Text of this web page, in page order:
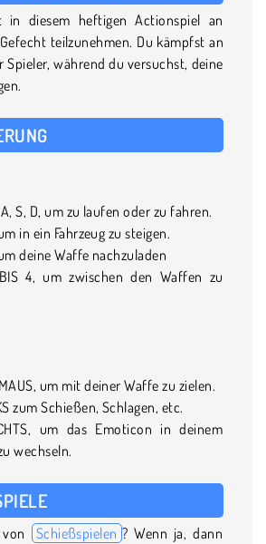
in diesem heftigen Actionspiel an
teilzunehmen. Du kämpfst an
Spieler, während du versuchst, deine
A, S, D, um zu laufen oder zu fahren.
in ein Fahrzeug zu steigen.
um deine Waffe nachzuladen
BIS 4, um zwischen den Waffen zu
um mit deiner Waffe zu zielen.
zum Schießen, Schlagen, etc.
um das Emoticon in deinem
wechseln.
Schießspielen ? Wenn ja, dann